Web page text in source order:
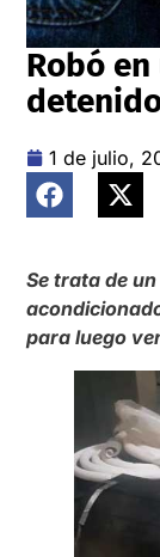
Robó
1 de julio,
Se trata de
para luego